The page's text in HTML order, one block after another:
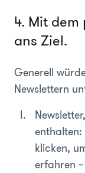
4. Mit dem
ans Ziel.
Generell
Newslettern
enthalten:
klicken,
erfahren